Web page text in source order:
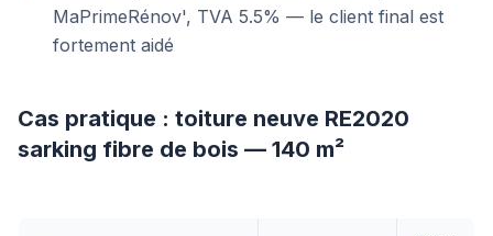
MaPrimeRénov', TVA 5.5% — le client final est
fortement aidé
Cas pratique : toiture neuve RE2020
sarking fibre de bois — 140 m²